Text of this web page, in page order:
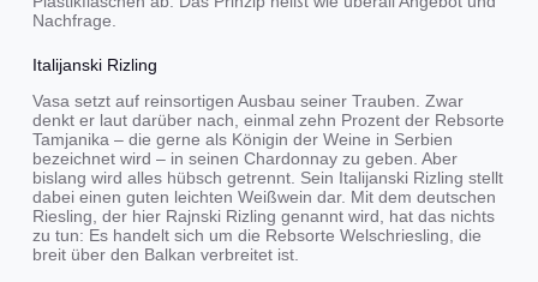
Nachfrage.
Italijanski Rizling
Vasa setzt auf reinsortigen Ausbau seiner Trauben. Zwar
denkt er laut darüber nach, einmal zehn Prozent der Rebsorte
Tamjanika – die gerne als Königin der Weine in Serbien
bezeichnet wird – in seinen Chardonnay zu geben. Aber
bislang wird alles hübsch getrennt. Sein Italijanski Rizling stellt
dabei einen guten leichten Weißwein dar. Mit dem deutschen
Riesling, der hier Rajnski Rizling genannt wird, hat das nichts
zu tun: Es handelt sich um die Rebsorte Welschriesling, die
breit über den Balkan verbreitet ist.